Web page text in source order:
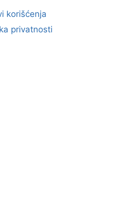
korišćenja
privatnosti